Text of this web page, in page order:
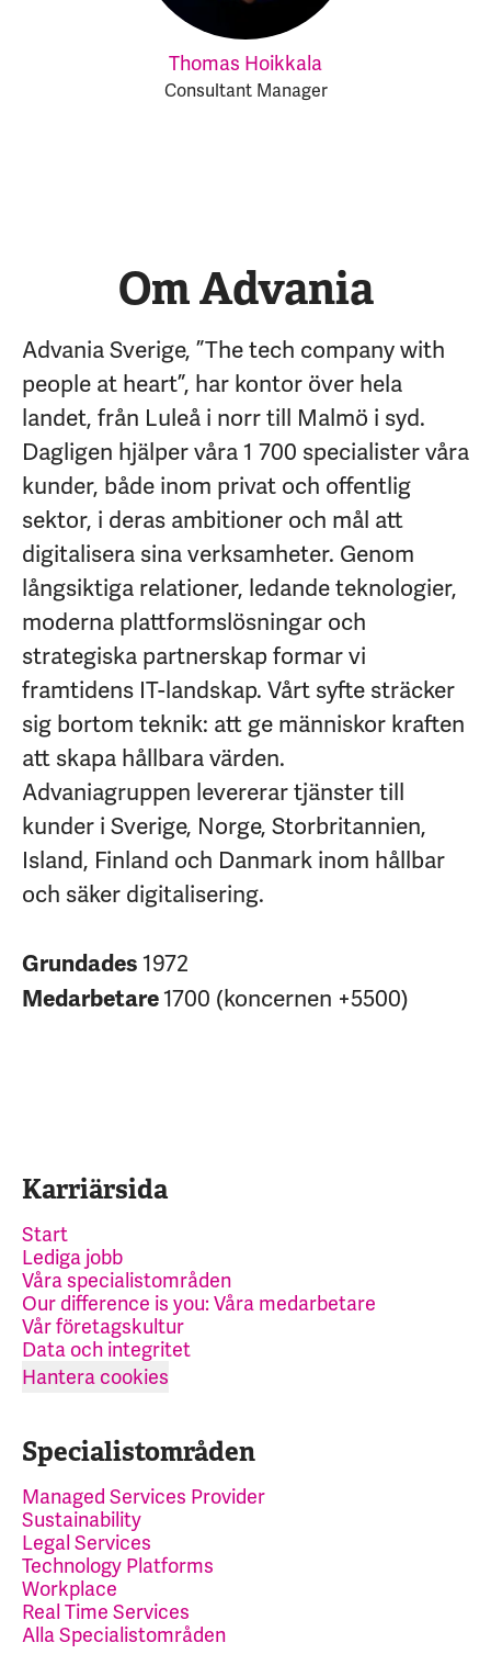
Thomas Hoikkala
Consultant Manager
Om Advania
Advania Sverige, ”The tech company with
people at heart”, har kontor över hela
landet, från Luleå i norr till Malmö i syd.
Dagligen hjälper våra 1 700 specialister våra
kunder, både inom privat och offentlig
sektor, i deras ambitioner och mål att
digitalisera sina verksamheter. Genom
långsiktiga relationer, ledande teknologier,
moderna plattformslösningar och
strategiska partnerskap formar vi
framtidens IT-landskap. Vårt syfte sträcker
sig bortom teknik: att ge människor kraften
att skapa hållbara värden.
Advaniagruppen levererar tjänster till
kunder i Sverige, Norge, Storbritannien,
Island, Finland och Danmark inom hållbar
och säker digitalisering.
Grundades1972
Medarbetare1700 (koncernen +5500)
Karriärsida
Start
Lediga jobb
Våra specialistområden
Our difference is you: Våra medarbetare
Vår företagskultur
Data och integritet
Hantera cookies
Specialistområden
Managed Services Provider
Sustainability
Legal Services
Technology Platforms
Workplace
Real Time Services
Alla Specialistområden